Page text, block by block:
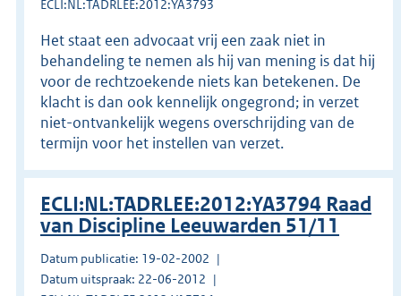
ECLI:NL:TADRLEE:2012:YA3793
Het staat een advocaat vrij een zaak niet in
behandeling te nemen als hij van mening is dat hij
voor de rechtzoekende niets kan betekenen. De
klacht is dan ook kennelijk ongegrond; in verzet
niet-ontvankelijk wegens overschrijding van de
termijn voor het instellen van verzet.
ECLI:NL:TADRLEE:2012:YA3794 Raad
van Discipline Leeuwarden 51/11
Datum publicatie: 19-02-2002
Datum uitspraak: 22-06-2012